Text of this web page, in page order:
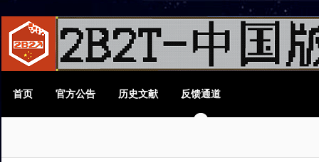
首页 官方公告 历史文献 反馈通道